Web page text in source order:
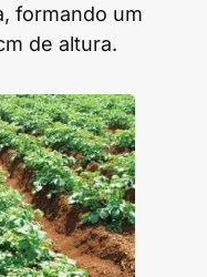
formando um
de altura.